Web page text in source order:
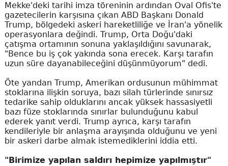
Mekke'deki tarihi imza töreninin ardından Oval Ofis'te
gazetecilerin karşısına çıkan ABD Başkanı Donald
Trump, bölgedeki askeri hareketliliğe ve İran'a yönelik
operasyonlara değindi. Trump, Orta Doğu'daki
çatışma ortamının sonuna yaklaşıldığını savunarak,
"Bence bu iş çok yakında sona erecek. Karşı tarafın
uzun süre dayanabileceğini düşünmüyorum" dedi.
Öte yandan Trump, Amerikan ordusunun mühimmat
stoklarına ilişkin soruya, bazı silah türlerinde sınırsız
tedarike sahip olduklarını ancak yüksek hassasiyetli
bazı füze stoklarında sınırlar bulunduğunu kabul
ederek yanıt verdi. Trump ayrıca, karşı tarafın
kendileriyle bir anlaşma arayışında olduğunu ve yeni
bir askeri darbe almak istemediklerini iddia etti.
"Birimize yapılan saldırı hepimize yapılmıştır"